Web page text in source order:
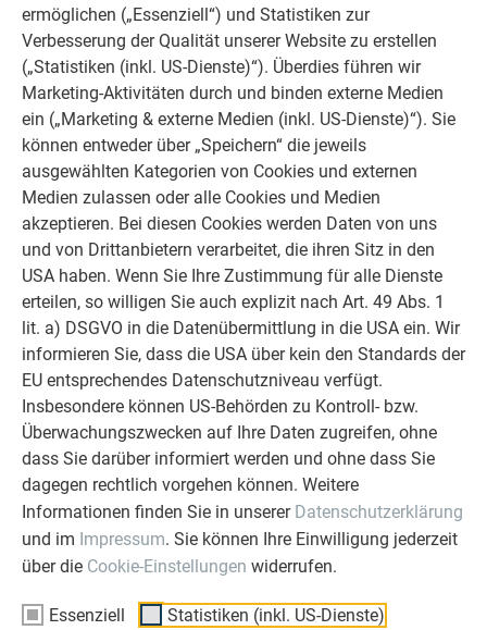
ermöglichen („Essenziell“) und Statistiken zur
Verbesserung der Qualität unserer Website zu erstellen
(„Statistiken (inkl. US-Dienste)“). Überdies führen wir
Marketing-Aktivitäten durch und binden externe Medien
ein („Marketing & externe Medien (inkl. US-Dienste)“). Sie
können entweder über „Speichern“ die jeweils
ausgewählten Kategorien von Cookies und externen
Medien zulassen oder alle Cookies und Medien
akzeptieren. Bei diesen Cookies werden Daten von uns
und von Drittanbietern verarbeitet, die ihren Sitz in den
USA haben. Wenn Sie Ihre Zustimmung für alle Dienste
erteilen, so willigen Sie auch explizit nach Art. 49 Abs. 1
lit. a) DSGVO in die Datenübermittlung in die USA ein. Wir
informieren Sie, dass die USA über kein den Standards der
EU entsprechendes Datenschutzniveau verfügt.
Insbesondere können US-Behörden zu Kontroll- bzw.
Überwachungszwecken auf Ihre Daten zugreifen, ohne
dass Sie darüber informiert werden und ohne dass Sie
dagegen rechtlich vorgehen können. Weitere
Informationen finden Sie in unserer Datenschutzerklärung
und im Impressum. Sie können Ihre Einwilligung jederzeit
über die Cookie-Einstellungen widerrufen.
Essenziell Statistiken (inkl. US-Dienste)
HINWEIS
Eine kombinierte Montage von Profilen mit und ohne
Gleithaft ist nicht zulässig, da durch die Bauhöhe des
Gleithafts (2,1 mm) unterschiedliche Montageebenen
entstehen.